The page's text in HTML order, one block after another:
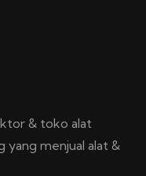
& toko alat
yang menjual alat &